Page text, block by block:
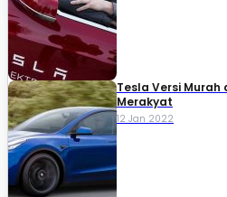
Tesla Versi
Merakyat
12 Jan 2022